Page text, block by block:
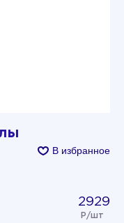
В избранное
2929
Р/шт